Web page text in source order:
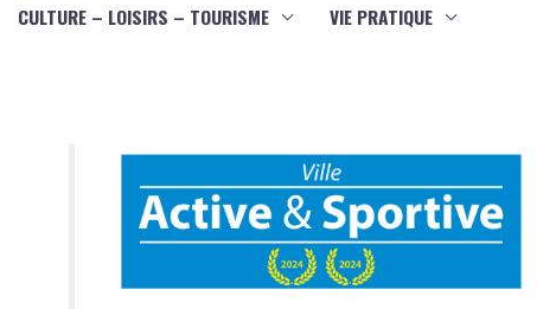
CULTURE – LOISIRS – TOURISME VIE PRATIQUE